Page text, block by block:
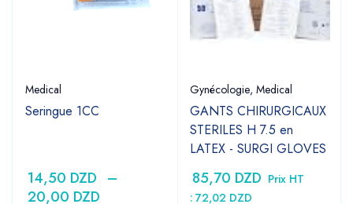
Medical
Seringue 1CC
14,50 DZD –
20,00 DZD
Gynécologie, Medical
GANTS CHIRURGICAUX
STERILES H 7.5 en
LATEX - SURGI GLOVES
85,70 DZD Prix HT
: 72,02 DZD